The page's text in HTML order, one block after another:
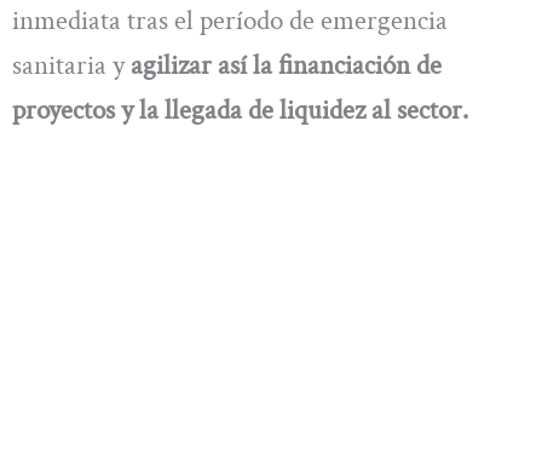
inmediata tras el período de emergencia
sanitaria yagilizar así la financiación de
proyectos y la llegada de liquidez al sector.